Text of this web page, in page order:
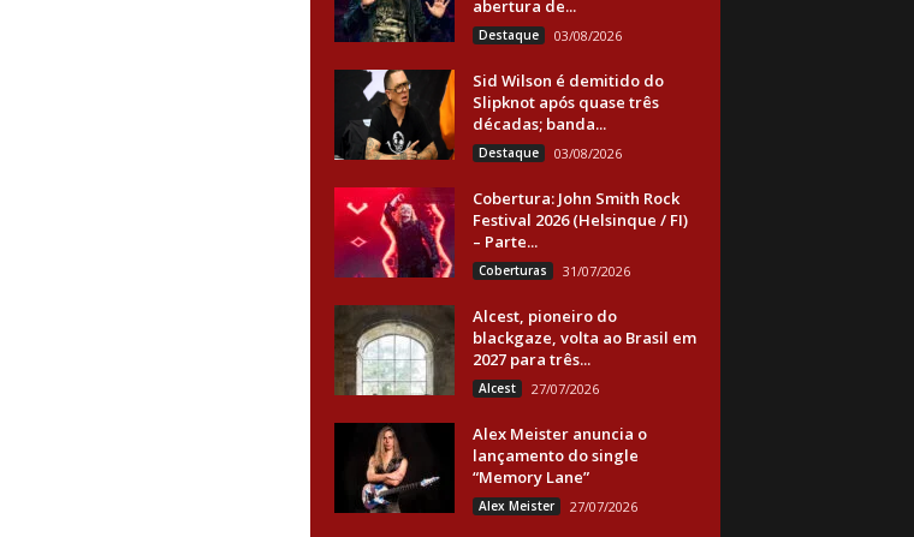
abertura de...
Destaque 03/08/2026
Sid Wilson é demitido do
Slipknot após quase três
décadas; banda...
Destaque 03/08/2026
Cobertura: John Smith Rock
Festival 2026 (Helsinque / FI)
– Parte...
Coberturas 31/07/2026
Alcest, pioneiro do
blackgaze, volta ao Brasil em
2027 para três...
Alcest 27/07/2026
Alex Meister anuncia o
lançamento do single
“Memory Lane”
Alex Meister 27/07/2026